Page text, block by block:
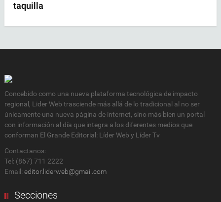
taquilla
Concebido como una nueva plataforma tecnológica de impacto
regional, Lider Web trasciende más allá de lo tradicional al no ser
únicamente una nueva página de internet, sino más bien un portal
con información al día que integra a los diferentes medios que
conforman El Grande Editorial: Líder Web y Líder Tv
Contactanos:
Tel: (867) 711 2222
Email: editor.liderweb@gmail.com
Secciones